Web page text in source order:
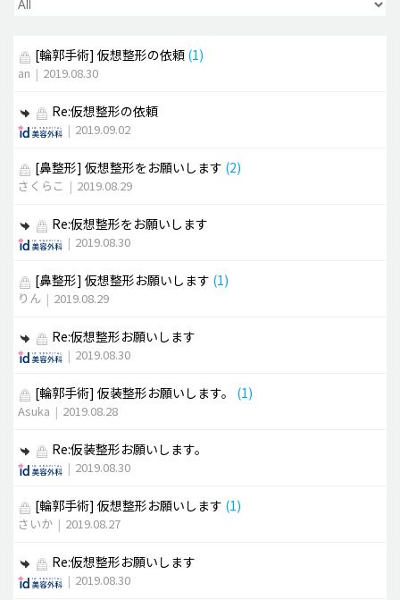
[輪郭手術] 仮想整形の依頼 (1)
an | 2019.08.30
Re:仮想整形の依頼
| 2019.09.02
[鼻整形] 仮想整形をお願いします (2)
さくらこ | 2019.08.29
Re:仮想整形をお願いします
| 2019.08.30
[鼻整形] 仮想整形お願いします (1)
りん | 2019.08.29
Re:仮想整形お願いします
| 2019.08.30
[輪郭手術] 仮装整形お願いします。 (1)
Asuka | 2019.08.28
Re:仮装整形お願いします。
| 2019.08.30
[輪郭手術] 仮想整形お願いします (1)
さいか | 2019.08.27
Re:仮想整形お願いします
| 2019.08.30